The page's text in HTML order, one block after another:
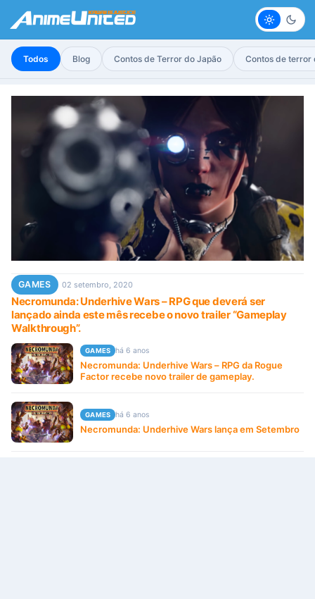
Claro
Todos Blog Contos de Terror do Japão Contos de terror
GAMES 02 setembro, 2020
Necromunda: Underhive Wars – RPG que deverá ser
lançado ainda este mês recebe o novo trailer “Gameplay
Walkthrough”.
GAMES há 6 anos
Necromunda: Underhive Wars – RPG da Rogue
Factor recebe novo trailer de gameplay.
GAMES há 6 anos
Necromunda: Underhive Wars lança em Setembro